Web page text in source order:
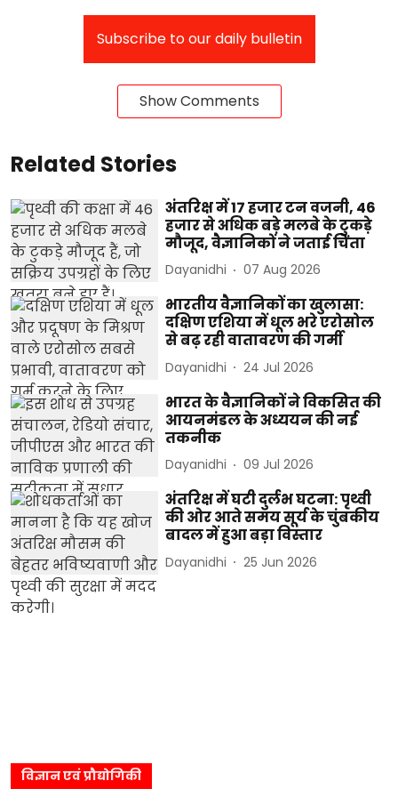
Subscribe to our daily bulletin
Show Comments
Related Stories
अंतरिक्ष में 17 हजार टन वजनी, 46
हजार से अधिक बड़े मलबे के टुकड़े
मौजूद, वैज्ञानिकों ने जताई चिंता
Dayanidhi 07 Aug 2026
भारतीय वैज्ञानिकों का खुलासा:
दक्षिण एशिया में धूल भरे एरोसोल
से बढ़ रही वातावरण की गर्मी
Dayanidhi 24 Jul 2026
भारत के वैज्ञानिकों ने विकसित की
आयनमंडल के अध्ययन की नई
तकनीक
Dayanidhi 09 Jul 2026
अंतरिक्ष में घटी दुर्लभ घटना: पृथ्वी
की ओर आते समय सूर्य के चुंबकीय
बादल में हुआ बड़ा विस्तार
Dayanidhi 25 Jun 2026
विज्ञान एवं प्रौद्योगिकी